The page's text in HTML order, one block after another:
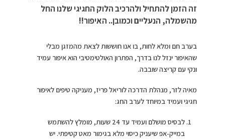
זה הזמן להתחיל ולהרכיב הלוק החגיגי שלנו החל
מהשמלה, הנעליים וכמובן.. האיפור!!
בערב חם ומלא לחות, בו אנו חוששות לצאת מהמזגן מבלי
שהאיפור ינזל לנו בדרך, הפתרון האולטימטיבי הוא איפור עמיד
ונקי עם קריצה שובבה.
מאיה לזר, מנהלת הדרכה לוריאל פריז, מעניקה טיפים לאיפור
חגיגי ועמיד במיוחד לערב החג:
לבסיס מושלם ועמיד עד 24 שעות, מומלץ להשתמש
במייק-אפ שיעניק כיסוי מלא בגימור מאט קטיפתי. יש